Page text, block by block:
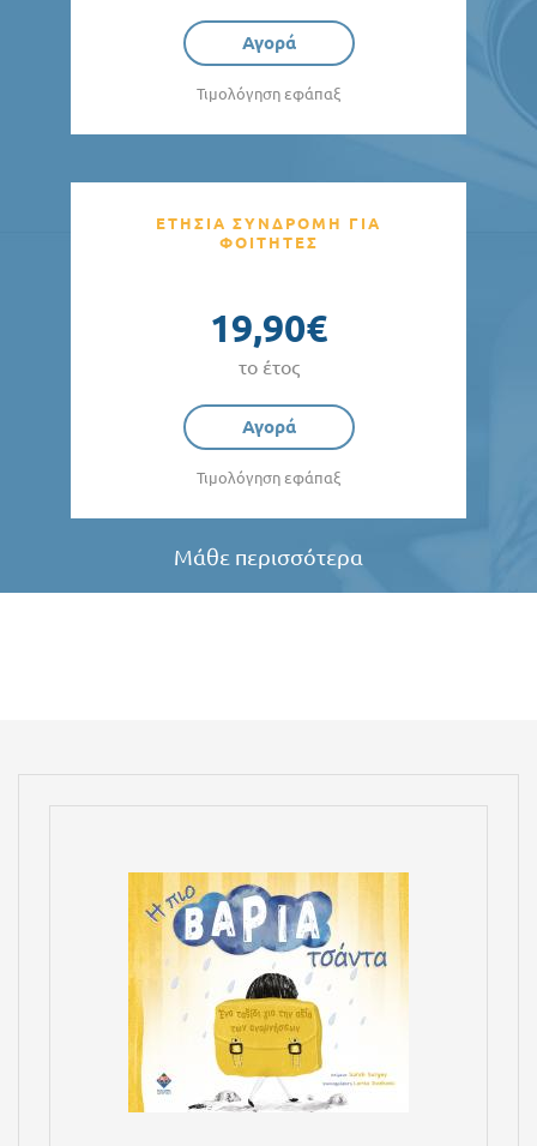
Αγορά
Τιμολόγηση εφάπαξ
ΕΤΗΣΙΑ ΣΥΝΔΡΟΜΗ ΓΙΑ
ΦΟΙΤΗΤΕΣ
19,90€
το έτος
Αγορά
Τιμολόγηση εφάπαξ
Μάθε περισσότερα